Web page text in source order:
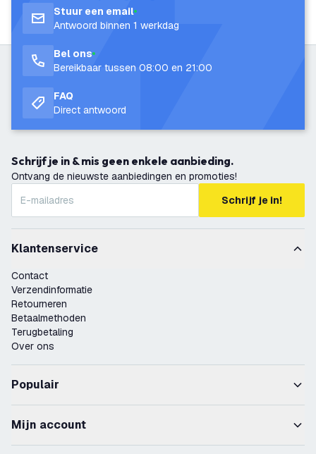
Stuur een email
Antwoord binnen 1 werkdag
Bel ons
Bereikbaar tussen 08:00 en 21:00
FAQ
Direct antwoord
Schrijf je in & mis geen enkele aanbieding.
Ontvang de nieuwste aanbiedingen en promoties!
Schrijf je in!
Klantenservice
Contact
Verzendinformatie
Retourneren
Betaalmethoden
Terugbetaling
Over ons
Populair
Mijn account